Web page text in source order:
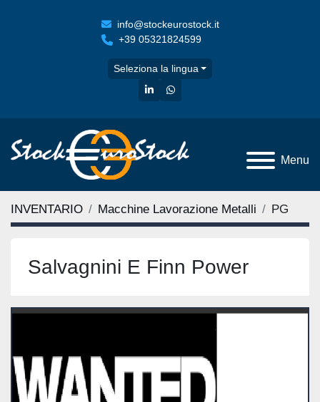
info@stockeurostock.it
+39 05321824599
Seleziona la lingua
linkedinwhatsapp
Menu
INVENTARIO Macchine Lavorazione Metalli PG
Salvagnini E Finn Power